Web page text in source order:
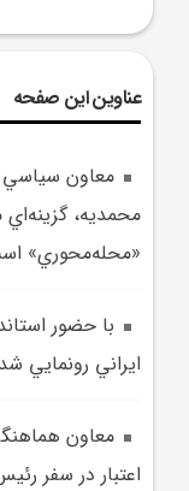
عناوین این صفحه
معاون سياسي
محمديه،
«محله‌محوري»
ايراني رونمايي شد
اعتبار در سفر